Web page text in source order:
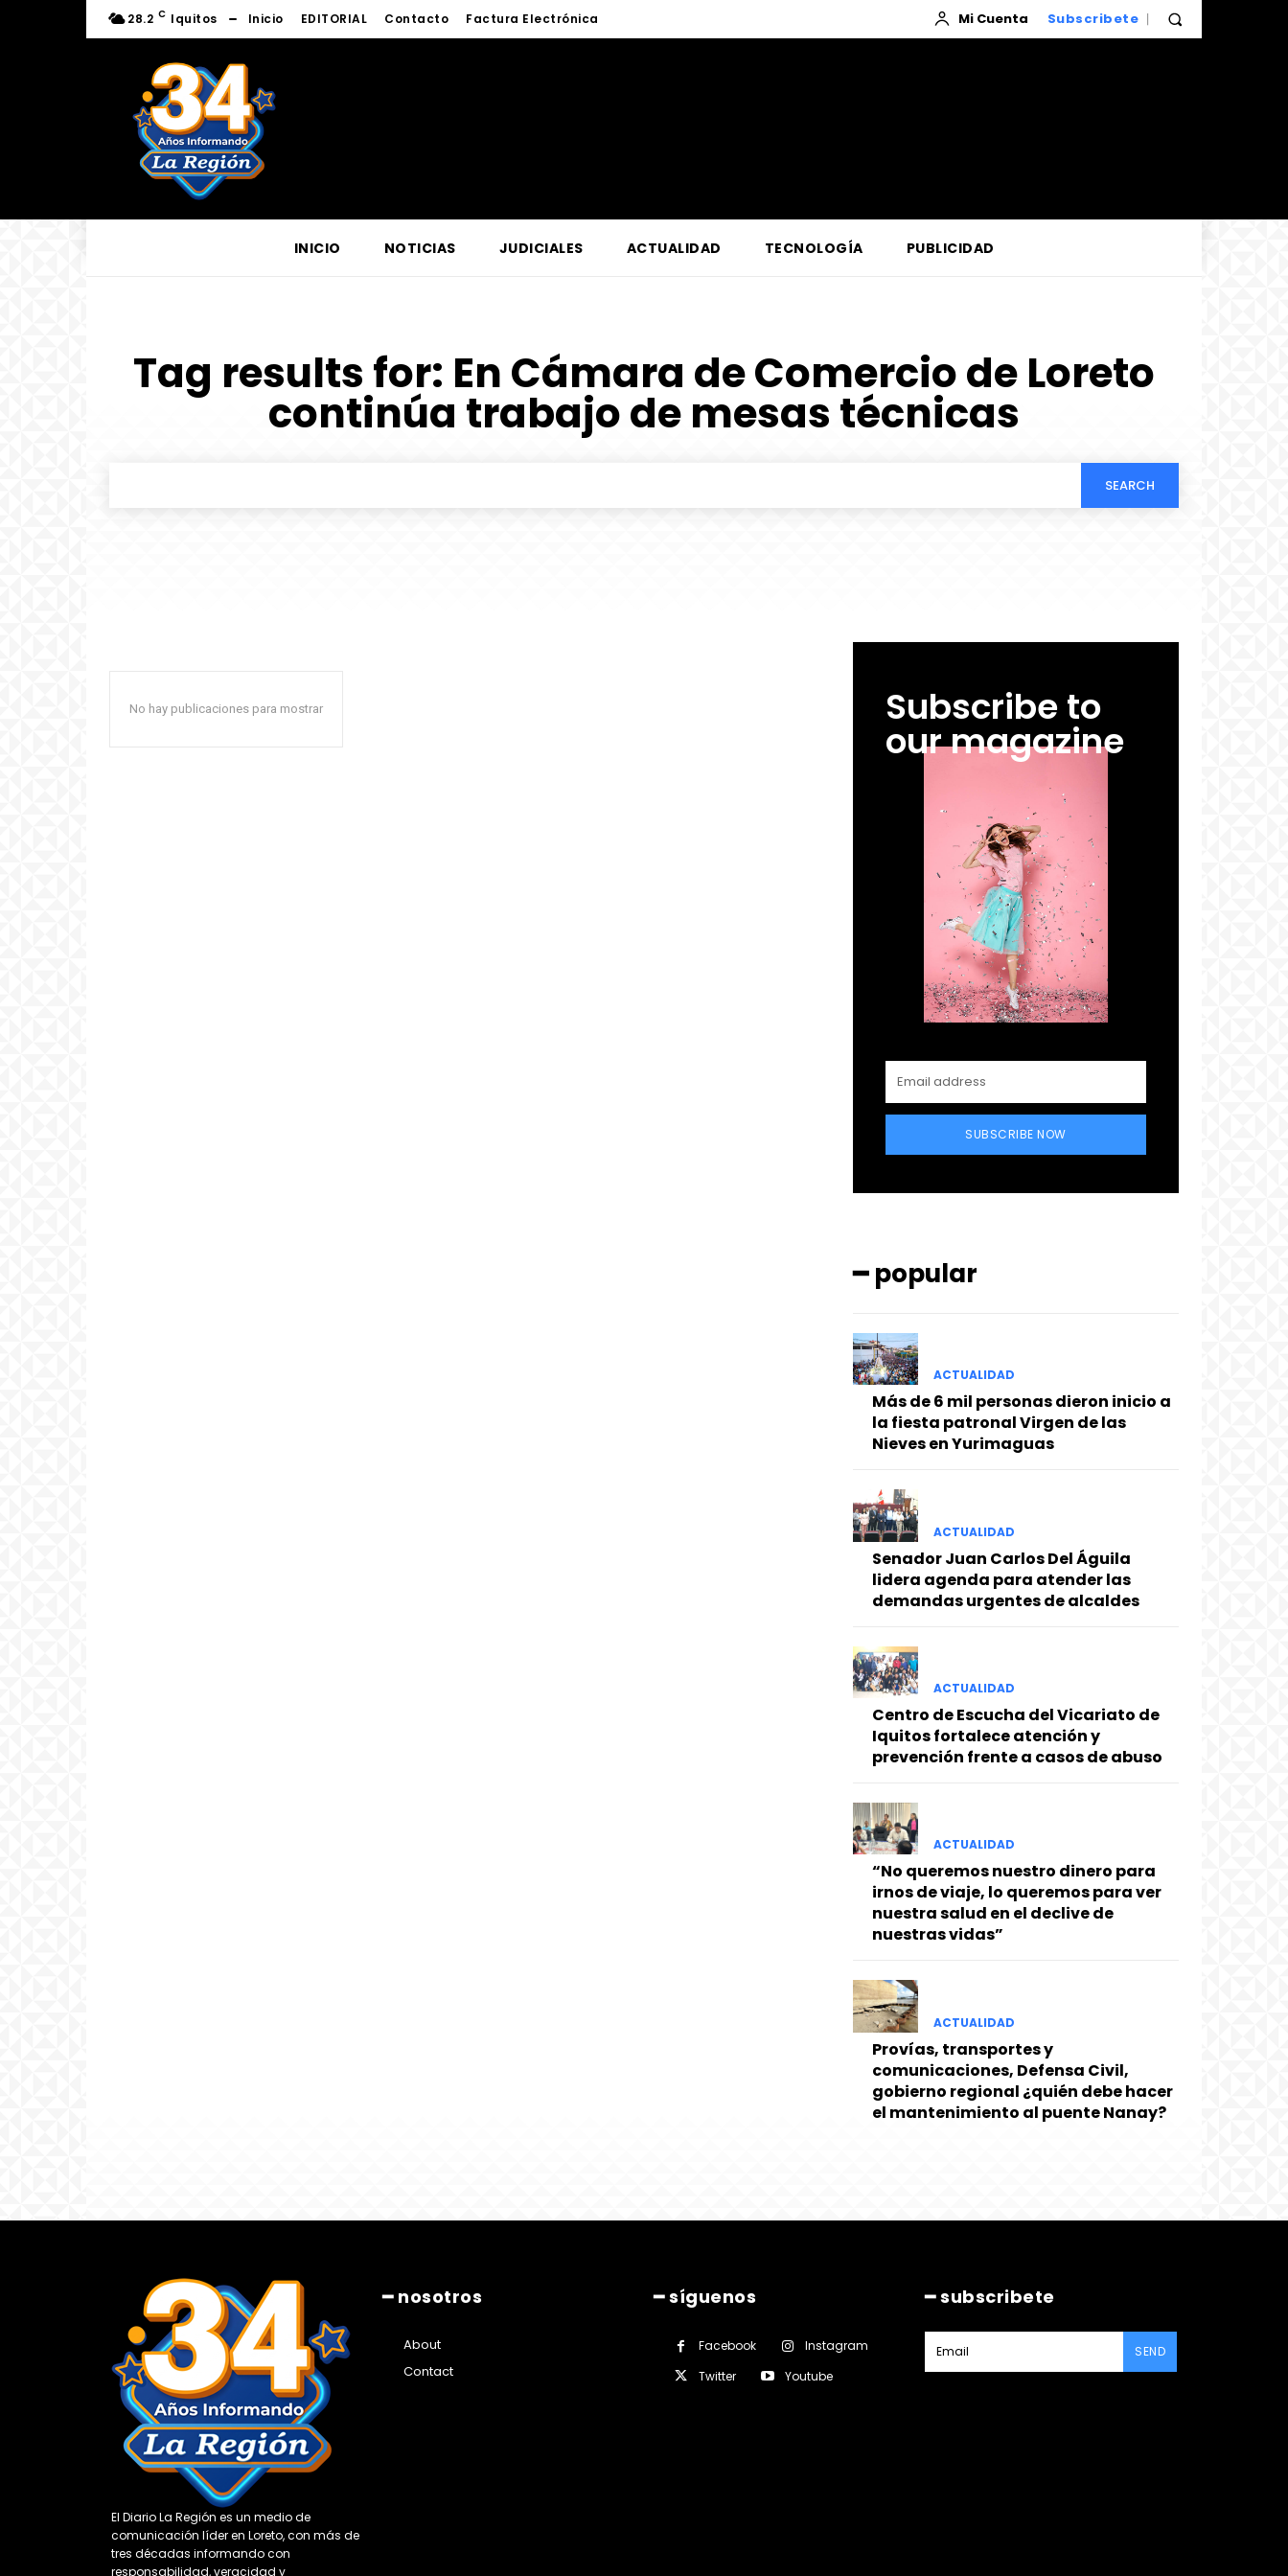
28.2 C Iquitos Inicio EDITORIAL Contacto Factura Electrónica Mi Cuenta Subscribete
INICIO NOTICIAS JUDICIALES ACTUALIDAD TECNOLOGÍA PUBLICIDAD
Tag results for: En Cámara de Comercio de Loreto
continúa trabajo de mesas técnicas
SEARCH
No hay publicaciones para mostrar Subscribe to
our magazine
SUBSCRIBE NOW
━ popular
ACTUALIDAD
Más de 6 mil personas dieron inicio a
la fiesta patronal Virgen de las
Nieves en Yurimaguas
ACTUALIDAD
Senador Juan Carlos Del Águila
lidera agenda para atender las
demandas urgentes de alcaldes
ACTUALIDAD
Centro de Escucha del Vicariato de
Iquitos fortalece atención y
prevención frente a casos de abuso
ACTUALIDAD
“No queremos nuestro dinero para
irnos de viaje, lo queremos para ver
nuestra salud en el declive de
nuestras vidas”
ACTUALIDAD
Provías, transportes y
comunicaciones, Defensa Civil,
gobierno regional ¿quién debe hacer
el mantenimiento al puente Nanay?
El Diario La Región es un medio de
comunicación líder en Loreto, con más de
tres décadas informando con
responsabilidad, veracidad y
━ nosotros
About
Contact
━ síguenos
Facebook
Instagram
Twitter
Youtube
━ subscribete
SEND